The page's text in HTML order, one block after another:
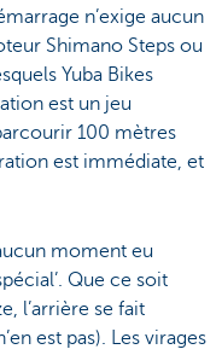
n’exige aucun
Shimano Steps ou
Yuba Bikes
est un jeu
100 mètres
est immédiate, et
moment eu
Que ce soit
l’arrière se fait
est pas). Les virages